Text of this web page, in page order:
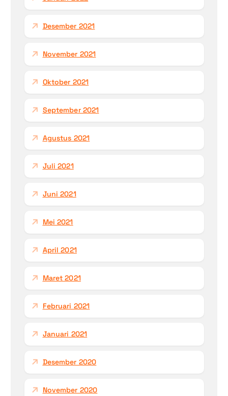
Desember 2021
November 2021
Oktober 2021
September 2021
Agustus 2021
Juli 2021
Juni 2021
Mei 2021
April 2021
Maret 2021
Februari 2021
Januari 2021
Desember 2020
November 2020